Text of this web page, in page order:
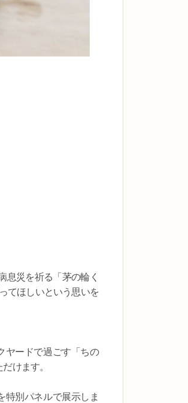
息災を祈る「茅の輪く
てほしいという思いを
ヤードで過ごす「ちの
けます。
特別パネルで展示しま